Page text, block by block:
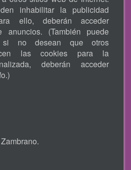
inhabilitar la publicidad
ello, deberán acceder
anuncios. (También puede
si no desean que otros
las cookies para la
deberán acceder
.)